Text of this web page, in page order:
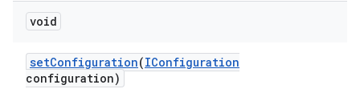
void
setConfiguration(IConfiguration
configuration)